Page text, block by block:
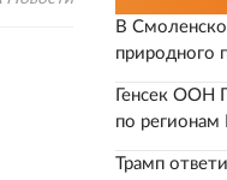
В
природного
Генсек ООН
по регионам
Трамп